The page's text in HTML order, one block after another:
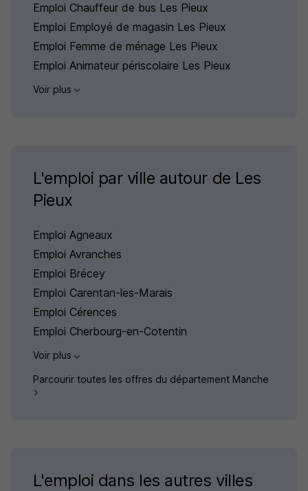
Emploi Chauffeur de bus Les Pieux
Emploi Employé de magasin Les Pieux
Emploi Femme de ménage Les Pieux
Emploi Animateur périscolaire Les Pieux
Voir plus
L'emploi par ville autour de Les
Pieux
Emploi Agneaux
Emploi Avranches
Emploi Brécey
Emploi Carentan-les-Marais
Emploi Cérences
Emploi Cherbourg-en-Cotentin
Voir plus
Parcourir toutes les offres du département Manche
L'emploi dans les autres villes